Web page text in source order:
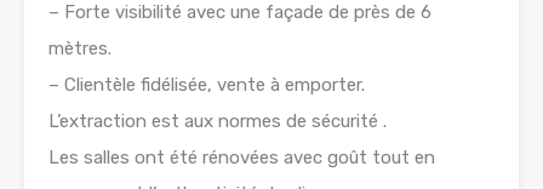
– Forte visibilité avec une façade de près de 6
mètres.
– Clientèle fidélisée, vente à emporter.
L’extraction est aux normes de sécurité .
Les salles ont été rénovées avec goût tout en